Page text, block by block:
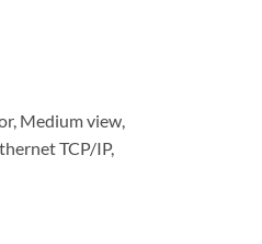
Medium view,
TCP/IP,